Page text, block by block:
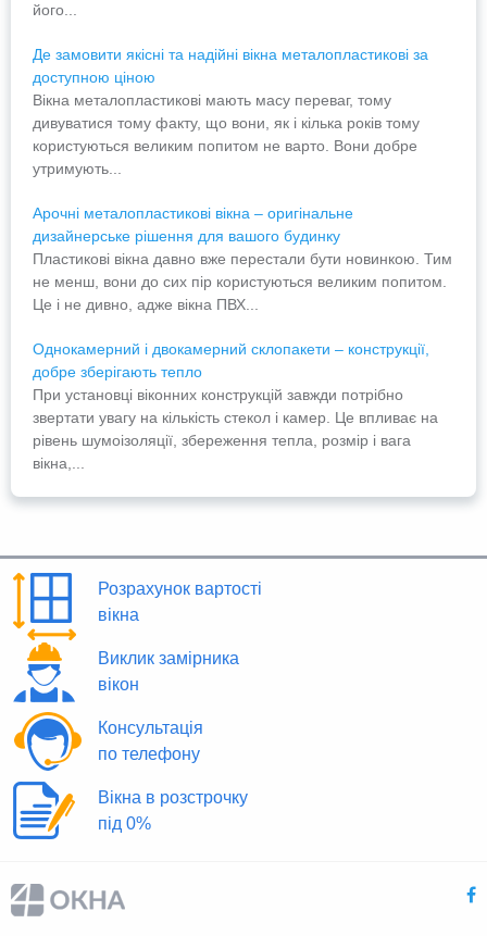
його...
Де замовити якісні та надійні вікна металопластикові за
доступною ціною
Вікна металопластикові мають масу переваг, тому
дивуватися тому факту, що вони, як і кілька років тому
користуються великим попитом не варто. Вони добре
утримують...
Арочні металопластикові вікна – оригінальне
дизайнерське рішення для вашого будинку
Пластикові вікна давно вже перестали бути новинкою. Тим
не менш, вони до сих пір користуються великим попитом.
Це і не дивно, адже вікна ПВХ...
Однокамерний і двокамерний склопакети – конструкції,
добре зберігають тепло
При установці віконних конструкцій завжди потрібно
звертати увагу на кількість стекол і камер. Це впливає на
рівень шумоізоляції, збереження тепла, розмір і вага
вікна,...
Розрахунок вартості
вікна
Виклик замірника
вікон
Консультація
по телефону
Вікна в розстрочку
під 0%